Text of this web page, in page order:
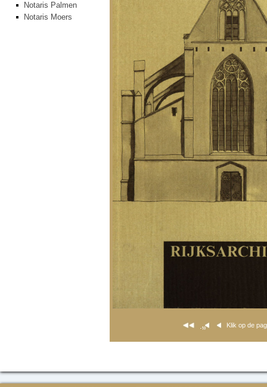
Notaris Palmen
Notaris Moers
Klik op de